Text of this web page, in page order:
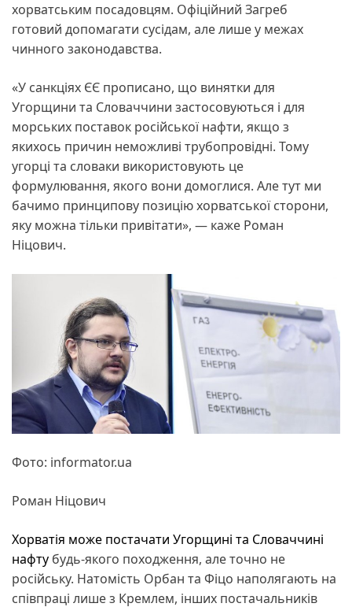
хорватським посадовцям. Офіційний Загреб
готовий допомагати сусідам, але лише у межах
чинного законодавства.
«У санкціях ЄЄ прописано, що винятки для
Угорщини та Словаччини застосовуються і для
морських поставок російської нафти, якщо з
якихось причин неможливі трубопровідні. Тому
угорці та словаки використовують це
формулювання, якого вони домоглися. Але тут ми
бачимо принципову позицію хорватської сторони,
яку можна тільки привітати», — каже Роман
Ніцович.
Фото: informator.ua
Роман Ніцович
Хорватія може постачати Угорщині та Словаччині
нафту будь-якого походження, але точно не
російську. Натомість Орбан та Фіцо наполягають на
співпраці лише з Кремлем, інших постачальників